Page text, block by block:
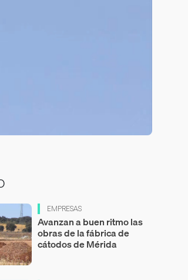
EMPRESAS
Avanzan a buen ritmo las
obras de la fábrica de
cátodos de Mérida